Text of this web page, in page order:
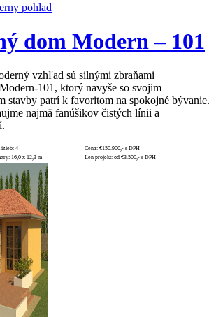
dom Modern – 101
vzhľad sú silnými zbraňami
101, ktorý navyše so svojim
stavby patrí k favoritom na spokojné bývanie.
najmä fanúšikov čistých línii a
izieb: 4 Cena: €150.900,- s DPH
16,0 x 12,3 m Len projekt: od €3.500,- s DPH